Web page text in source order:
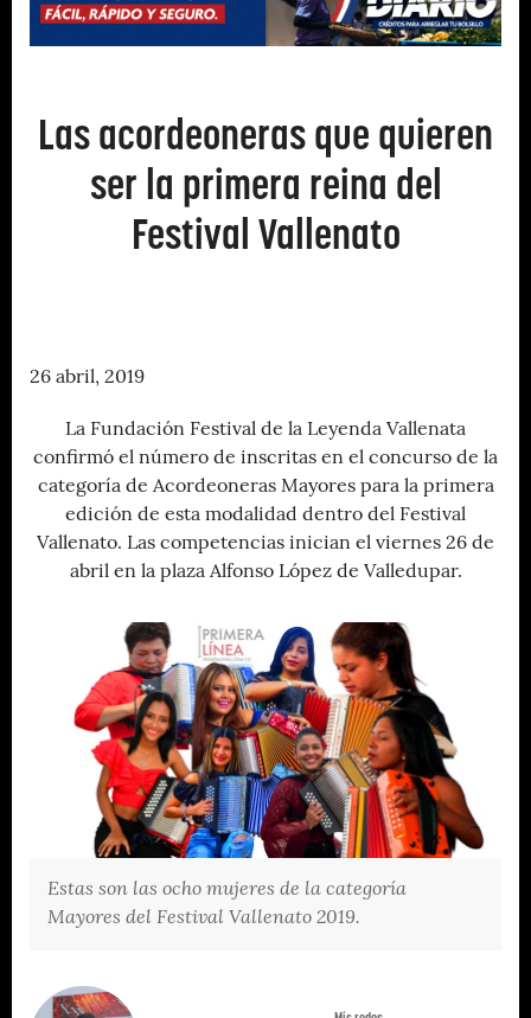
Las acordeoneras que quieren
ser la primera reina del
Festival Vallenato
26 abril, 2019
La Fundación Festival de la Leyenda Vallenata
confirmó el número de inscritas en el concurso de la
categoría de Acordeoneras Mayores para la primera
edición de esta modalidad dentro del Festival
Vallenato. Las competencias inician el viernes 26 de
abril en la plaza Alfonso López de Valledupar.
Estas son las ocho mujeres de la categoría
Mayores del Festival Vallenato 2019.